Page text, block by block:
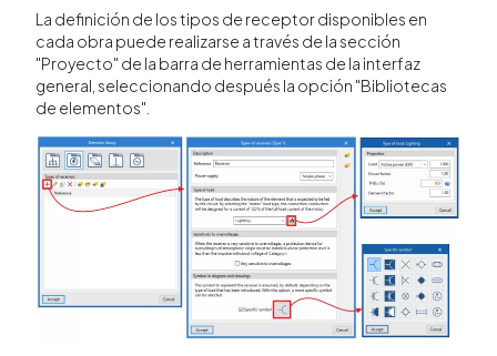
La definición de los tipos de receptor disponibles en
cada obra puede realizarse a través de la sección
"Proyecto" de la barra de herramientas de la interfaz
general, seleccionando después la opción "Bibliotecas
de elementos".